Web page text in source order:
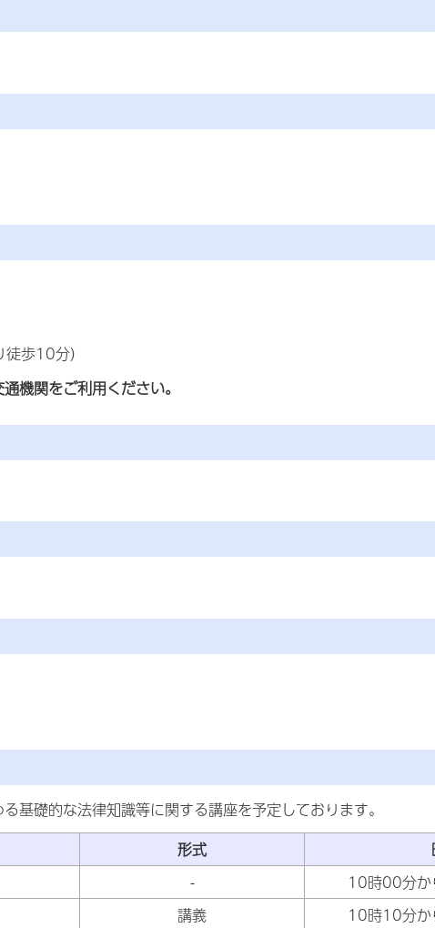
歩10分）
機関をご利用ください。
基礎的な法律知識等に関する講座を予定しております。
形式
-
10時00分
講義
10時10分